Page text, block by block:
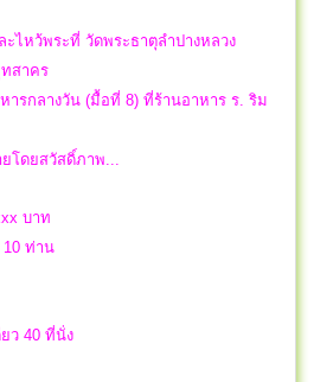
ไหว้พระที่ วัดพระธาตุลำปางหลวง
สาคร
ารกลางวัน (มื้อที่ 8) ที่ร้านอาหาร ร. ริม
โดยสวัสดิ์ภาพ...
บาท
10 ท่าน
ว 40 ที่นั่ง